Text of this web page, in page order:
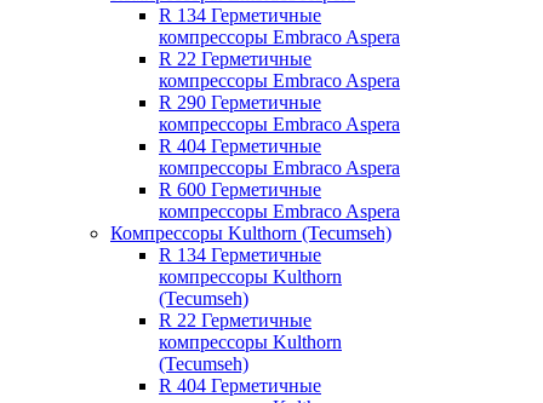
R 134 Герметичные
компрессоры Embraco Aspera
R 22 Герметичные
компрессоры Embraco Aspera
R 290 Герметичные
компрессоры Embraco Aspera
R 404 Герметичные
компрессоры Embraco Aspera
R 600 Герметичные
компрессоры Embraco Aspera
Компрессоры Kulthorn (Tecumseh)
R 134 Герметичные
компрессоры Kulthorn
(Tecumseh)
R 22 Герметичные
компрессоры Kulthorn
(Tecumseh)
R 404 Герметичные